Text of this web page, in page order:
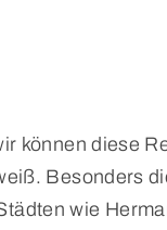
können diese
Besonders
wie